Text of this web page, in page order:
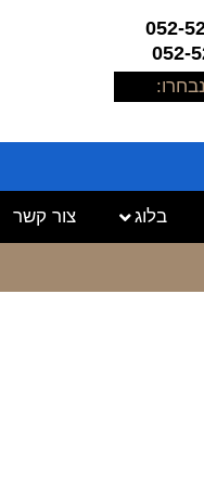
בלוג צור קשר